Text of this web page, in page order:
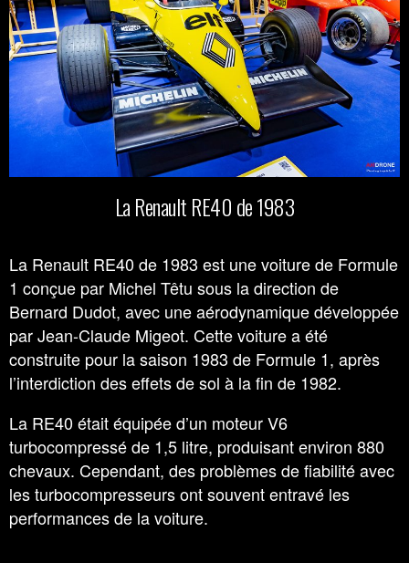
La Renault RE40 de 1983
La Renault RE40 de 1983 est une voiture de Formule
1 conçue par Michel Têtu sous la direction de
Bernard Dudot, avec une aérodynamique développée
par Jean-Claude Migeot. Cette voiture a été
construite pour la saison 1983 de Formule 1, après
l’interdiction des effets de sol à la fin de 1982.
La RE40 était équipée d’un moteur V6
turbocompressé de 1,5 litre, produisant environ 880
chevaux. Cependant, des problèmes de fiabilité avec
les turbocompresseurs ont souvent entravé les
performances de la voiture.